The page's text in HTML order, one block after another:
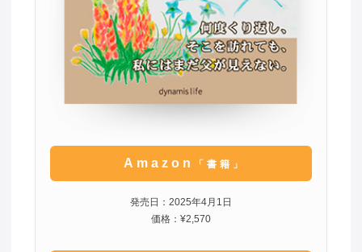
Amazon 「書籍」
発売日：2025年4月1日
価格：¥2,570